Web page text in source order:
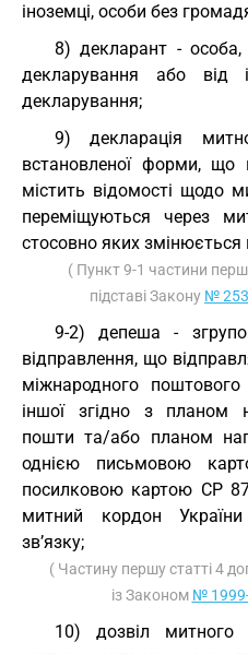
іноземці, особи без
8) декларант - особа,
декларування або від
декларування;
9) декларація
встановленої форми, що
містить відомості щодо
переміщуються через
стосовно яких
( Пункт 9-1 частини
підставі Закону №
9-2) депеша -
відправлення, що
міжнародного
іншої згідно з планом
пошти та/або планом
однією письмовою
посилковою картою CP
митний кордон
зв’язку;
( Частину першу статті 4
із Законом №
10) дозвіл митного